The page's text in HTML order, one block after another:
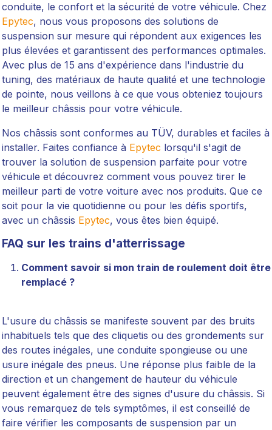
conduite, le confort et la sécurité de votre véhicule. Chez
Epytec, nous vous proposons des solutions de
suspension sur mesure qui répondent aux exigences les
plus élevées et garantissent des performances optimales.
Avec plus de 15 ans d'expérience dans l'industrie du
tuning, des matériaux de haute qualité et une technologie
de pointe, nous veillons à ce que vous obteniez toujours
le meilleur châssis pour votre véhicule.
Nos châssis sont conformes au TÜV, durables et faciles à
installer. Faites confiance à Epytec lorsqu'il s'agit de
trouver la solution de suspension parfaite pour votre
véhicule et découvrez comment vous pouvez tirer le
meilleur parti de votre voiture avec nos produits. Que ce
soit pour la vie quotidienne ou pour les défis sportifs,
avec un châssis Epytec, vous êtes bien équipé.
FAQ sur les trains d'atterrissage
Comment savoir si mon train de roulement doit être
remplacé ?
L'usure du châssis se manifeste souvent par des bruits
inhabituels tels que des cliquetis ou des grondements sur
des routes inégales, une conduite spongieuse ou une
usure inégale des pneus. Une réponse plus faible de la
direction et un changement de hauteur du véhicule
peuvent également être des signes d'usure du châssis. Si
vous remarquez de tels symptômes, il est conseillé de
faire vérifier les composants de suspension par un